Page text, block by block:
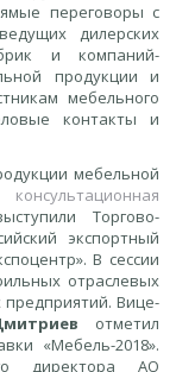
переговоры с
дилерских
и компаний-
продукции и
мебельного
контакты и
мебельной
консультационная
Торгово-
экспортный
В сессии
отраслевых
Вице-
отметил
«Мебель-2018».
директора АО